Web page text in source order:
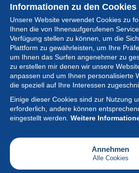
Informationen zu den Cookies
Unsere Website verwendet Cookies zu
Ihnen die von Ihnenaufgerufenen
Verfügung stellen zu können, um die
Plattform zu gewährleisten, um Ihre
um Ihnen das Surfen angenehmer zu
zu erstellen mir denen wir unsere
anpassen und um Ihnen personalisierte
die speziell auf Ihre Interessen
Einige dieser Cookies sind zur Nutzung
erforderlich, andere können
eingestellt werden. Weitere
Annehmen
Alle Cookies
Sammlung
Neuigkeiten
Artikel
Gesellschaft
Serviceleistungen